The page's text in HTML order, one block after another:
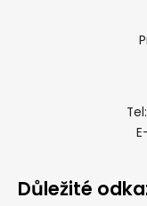
Tel:
Důležité